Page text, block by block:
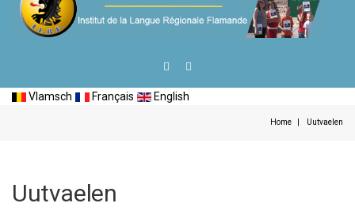
Vlamsch Français English
Home Uutvaelen
Uutvaelen